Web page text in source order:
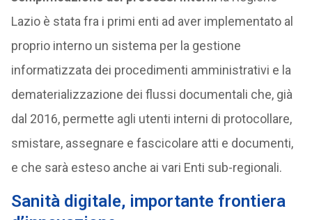
Lazio è stata fra i primi enti ad aver implementato al
proprio interno un sistema per la gestione
informatizzata dei procedimenti amministrativi e la
dematerializzazione dei flussi documentali che, già
dal 2016, permette agli utenti interni di protocollare,
smistare, assegnare e fascicolare atti e documenti,
e che sarà esteso anche ai vari Enti sub-regionali.
Sanità digitale, importante frontiera